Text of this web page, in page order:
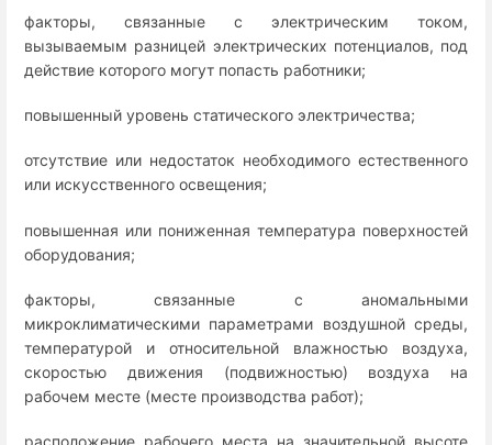
факторы, связанные с электрическим током,
вызываемым разницей электрических потенциалов, под
действие которого могут попасть работники;
повышенный уровень статического электричества;
отсутствие или недостаток необходимого естественного
или искусственного освещения;
повышенная или пониженная температура поверхностей
оборудования;
факторы, связанные с аномальными
микроклиматическими параметрами воздушной среды,
температурой и относительной влажностью воздуха,
скоростью движения (подвижностью) воздуха на
рабочем месте (месте производства работ);